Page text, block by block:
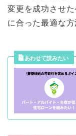
変更を成功させ
に合った最適な方